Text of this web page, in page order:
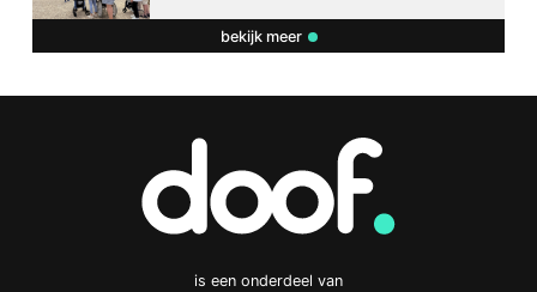
bekijk meer
is een onderdeel van